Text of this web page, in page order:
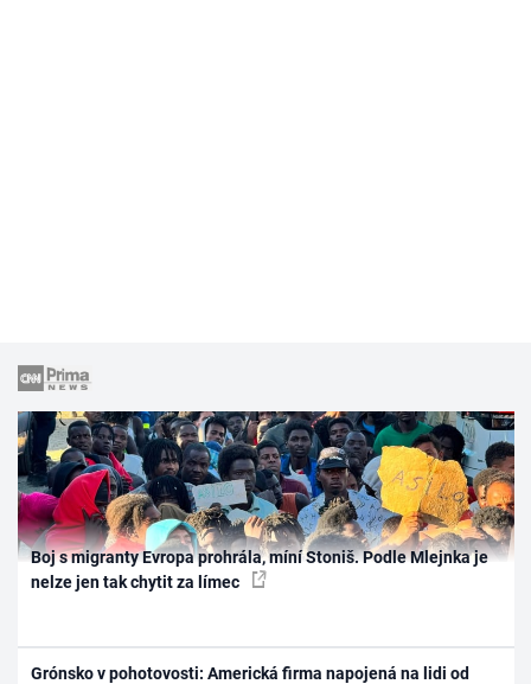
Boj s migranty Evropa prohrála, míní Stoniš. Podle Mlejnka je
nelze jen tak chytit za límec
Grónsko v pohotovosti: Americká firma napojená na lidi od